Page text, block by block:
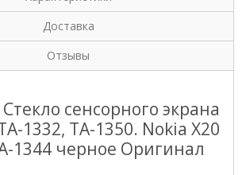
Доставка
Отзывы
сенсорного экрана
1332, TA-1350. Nokia X20
1344 черное Оригинал